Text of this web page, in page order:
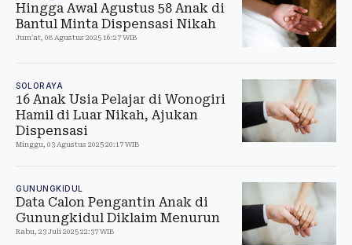
Hingga Awal Agustus 58 Anak di
Bantul Minta Dispensasi Nikah
Jum'at, 08 Agustus 2025 16:27 WIB
SOLORAYA
16 Anak Usia Pelajar di Wonogiri
Hamil di Luar Nikah, Ajukan
Dispensasi
Minggu, 03 Agustus 2025 20:17 WIB
GUNUNGKIDUL
Data Calon Pengantin Anak di
Gunungkidul Diklaim Menurun
Rabu, 23 Juli 2025 22:37 WIB